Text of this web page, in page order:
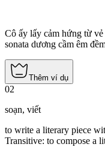
Cô ấy lấy cảm hứng từ
sonata dương cầm êm
Thêm ví dụ
02
soạn, viết
to write a literary piece
Transitive: to compose a